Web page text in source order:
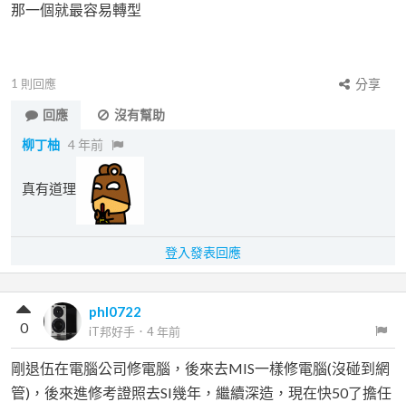
那一個就最容易轉型
1 則回應
分享
回應
沒有幫助
柳丁柚 4 年前
真有道理
登入發表回應
phl0722
iT邦好手 ． 4 年前
0
剛退伍在電腦公司修電腦，後來去MIS一樣修電腦(沒碰到網
管)，後來進修考證照去SI幾年，繼續深造，現在快50了擔任